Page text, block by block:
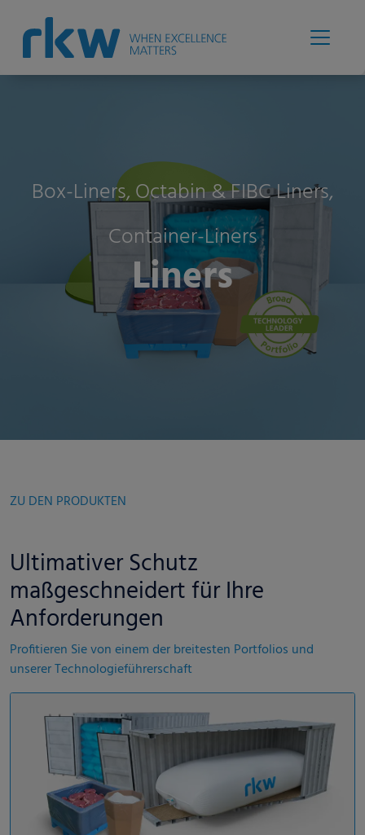
Box-Liners, Octabin & FIBC Liners,
Container-Liners
Liners
ZU DEN PRODUKTEN
Ultimativer Schutz
maßgeschneidert für Ihre
Anforderungen
Profitieren Sie von einem der breitesten Portfolios und
unserer Technologieführerschaft